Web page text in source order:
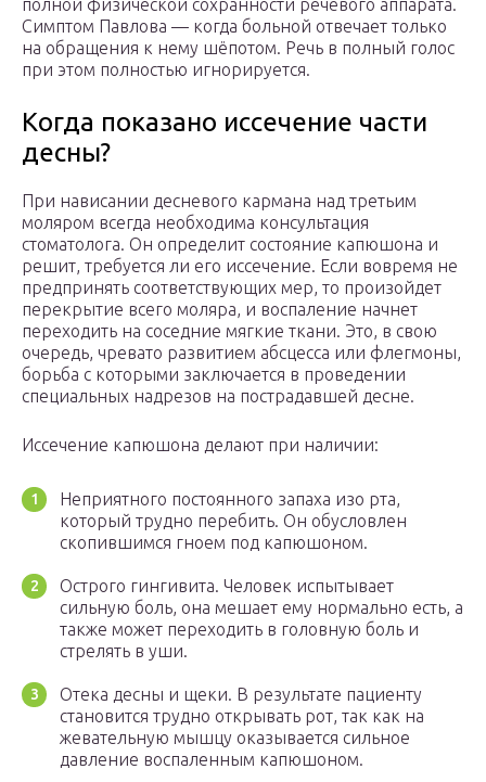
полной физической сохранности речевого аппарата.
Симптом Павлова — когда больной отвечает только
на обращения к нему шёпотом. Речь в полный голос
при этом полностью игнорируется.
Когда показано иссечение части
десны?
При нависании десневого кармана над третьим
моляром всегда необходима консультация
стоматолога. Он определит состояние капюшона и
решит, требуется ли его иссечение. Если вовремя не
предпринять соответствующих мер, то произойдет
перекрытие всего моляра, и воспаление начнет
переходить на соседние мягкие ткани. Это, в свою
очередь, чревато развитием абсцесса или флегмоны,
борьба с которыми заключается в проведении
специальных надрезов на пострадавшей десне.
Иссечение капюшона делают при наличии:
Неприятного постоянного запаха изо рта,
который трудно перебить. Он обусловлен
скопившимся гноем под капюшоном.
Острого гингивита. Человек испытывает
сильную боль, она мешает ему нормально есть, а
также может переходить в головную боль и
стрелять в уши.
Отека десны и щеки. В результате пациенту
становится трудно открывать рот, так как на
жевательную мышцу оказывается сильное
давление воспаленным капюшоном.